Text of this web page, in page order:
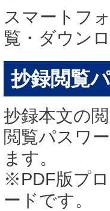
スマートフ
覧・ダウン
抄録閲覧
抄録本文の
閲覧パスワ
ます。
※PDF版プ
ードです。